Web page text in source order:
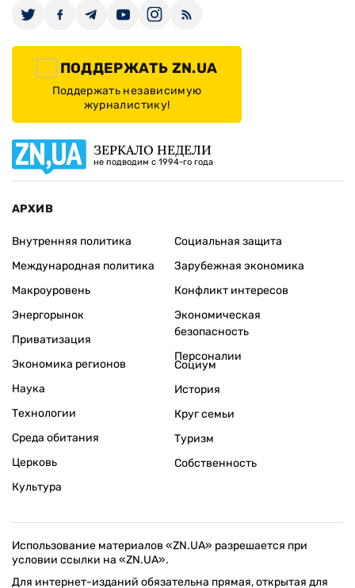
ПОДДЕРЖАТЬ ZN.UA
Поддержать независимую
журналистику!
ЗЕРКАЛО НЕДЕЛИ
не подводим с 1994-го года
АРХИВ
Внутренняя политика
Международная политика
Макроуровень
Энергорынок
Приватизация
Экономика регионов
Социальная защита
Зарубежная экономика
Конфликт интересов
Экономическая
безопасность
Персоналии
Наука
Технологии
Среда обитания
Церковь
Культура
Социум
История
Круг семьи
Туризм
Собственность
Использование материалов «ZN.UA» разрешается при
условии ссылки на «ZN.UA».
Для интернет-изданий обязательна прямая, открытая для